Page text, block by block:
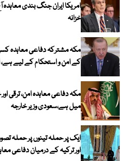
امریکا ایران جنگ بندی معاہدہ
خزانہ
مکہ مشترکہ دفاعی معاہدہ
کے امن و استحکام کے لیے ہے،
مکہ دفاعی معاہدہ امن، ترقی
میل ہے،سعودی وزیر خارجہ
ایک پر حملہ تینوں پر حملہ
اور ترکیہ کے درمیان دفاعی